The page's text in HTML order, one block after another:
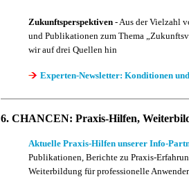
Zukunftsperspektiven - Aus der Vielzahl
und Publikationen zum Thema
wir auf drei Quellen hin
Experten-Newsletter: Konditionen
6. CHANCEN: Praxis-Hilfen,
Aktuelle Praxis-Hilfen unserer Info-
Publikationen, Berichte zu Praxis-
Weiterbildung für professionelle